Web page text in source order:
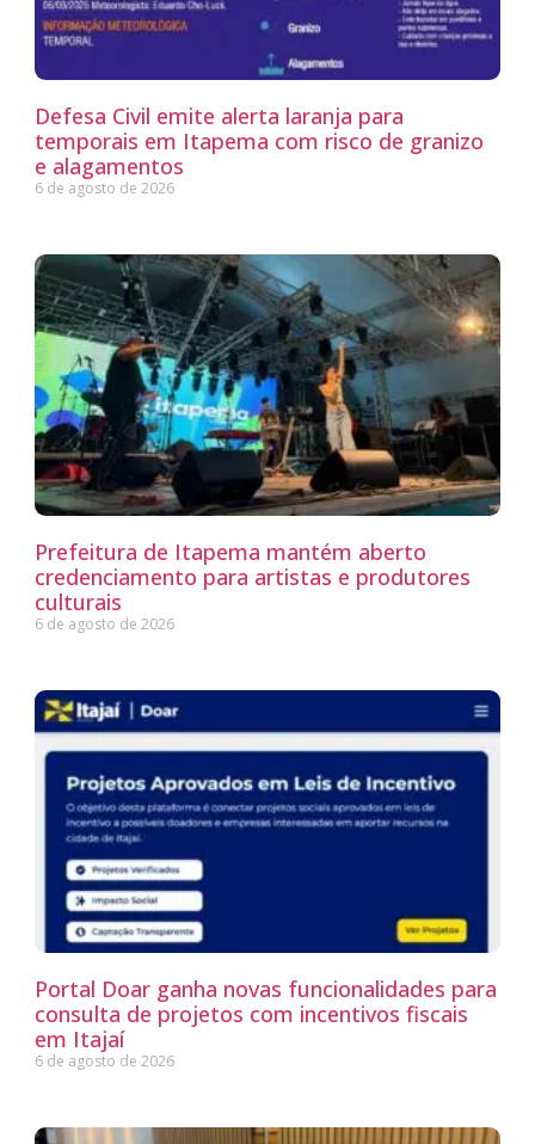
Defesa Civil emite alerta laranja para
temporais em Itapema com risco de granizo
e alagamentos
6 de agosto de 2026
Prefeitura de Itapema mantém aberto
credenciamento para artistas e produtores
culturais
6 de agosto de 2026
Portal Doar ganha novas funcionalidades para
consulta de projetos com incentivos fiscais
em Itajaí
6 de agosto de 2026